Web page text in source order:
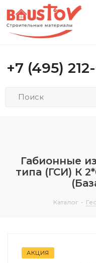
+7 (495)
Габионные
типа (ГСИ) К
Каталог -
АКЦИЯ